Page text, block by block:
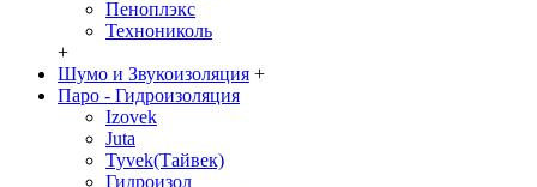
Пеноплэкс
Технониколь
+
Шумо и Звукоизоляция +
Паро - Гидроизоляция
Izovek
Juta
Tyvek(Тайвек)
Гидроизол